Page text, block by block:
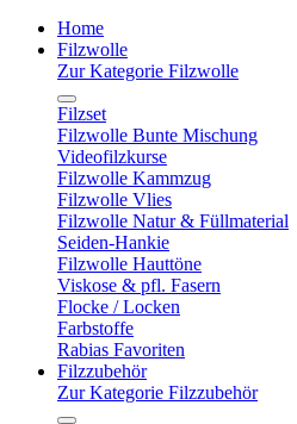
Home
Filzwolle
Zur Kategorie Filzwolle
Filzset
Filzwolle Bunte Mischung
Videofilzkurse
Filzwolle Kammzug
Filzwolle Vlies
Filzwolle Natur & Füllmaterial
Seiden-Hankie
Filzwolle Hauttöne
Viskose & pfl. Fasern
Flocke / Locken
Farbstoffe
Rabias Favoriten
Filzzubehör
Zur Kategorie Filzzubehör